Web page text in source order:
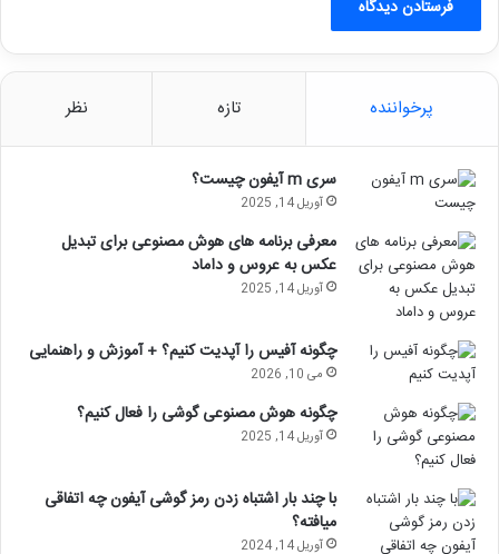
پرخواننده تازه نظر
سری m آیفون چیست؟
آوریل 14, 2025
معرفی برنامه های هوش مصنوعی برای تبدیل
عکس به عروس و داماد
آوریل 14, 2025
چگونه آفیس را آپدیت کنیم؟ + آموزش و راهنمایی
می 10, 2026
چگونه هوش مصنوعی گوشی را فعال کنیم؟
آوریل 14, 2025
با چند بار اشتباه زدن رمز گوشی آیفون چه اتفاقی
میافته؟
آوریل 14, 2024